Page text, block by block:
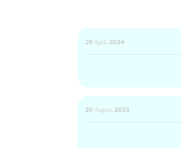
29 April, 2024
20 August, 2023